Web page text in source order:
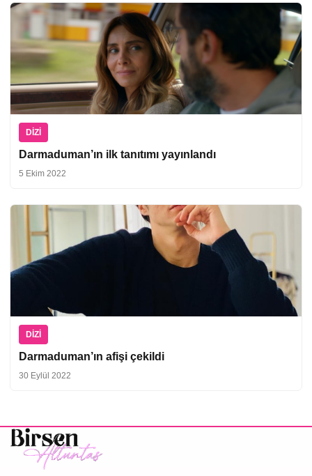
DIZI
Darmaduman’ın ilk tanıtımı yayınlandı
5 Ekim 2022
DIZI
Darmaduman’ın afişi çekildi
30 Eylül 2022